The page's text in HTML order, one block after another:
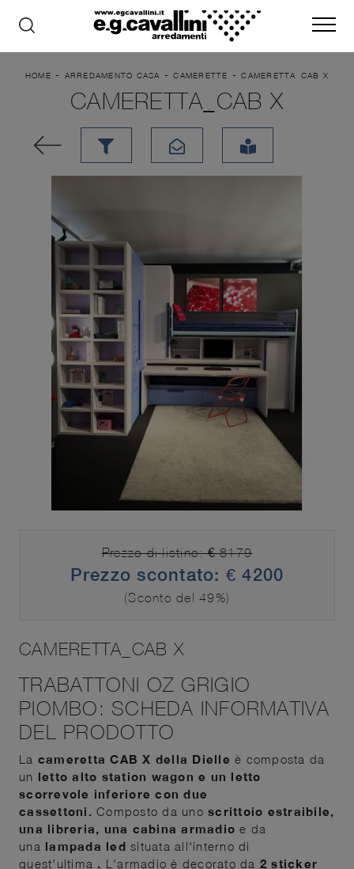
HOME - ARREDAMENTO CASA -CAMERETTE -CAMERETTA_CAB X
CAMERETTA_CAB X
Prezzo di listino: € 8179
Prezzo scontato: € 4200
(Sconto del 49%)
CAMERETTA_CAB X
TRABATTONI OZ GRIGIO
PIOMBO: SCHEDA INFORMATIVA
DEL PRODOTTO
La cameretta CAB X della Dielle è composta da
un letto alto station wagon e un letto
scorrevole inferiore con due
cassettoni. Composto da uno scrittoio estraibile,
una libreria, una cabina armadioe da
una lampada led situata all'interno di
quest'ultima . L'armadio è decorato da 2 sticker